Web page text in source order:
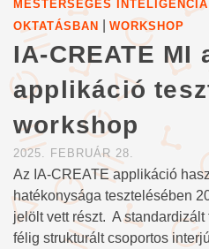
MESTERSÉGES
OKTATÁSBAN
WORKSHOP
IA-CREATE MI
applikáció
workshop
2025. FEBRUÁR 28.
Az IA-CREATE applikáció
hatékonysága tesztelésében
jelölt vett részt. A
félig strukturált csoportos